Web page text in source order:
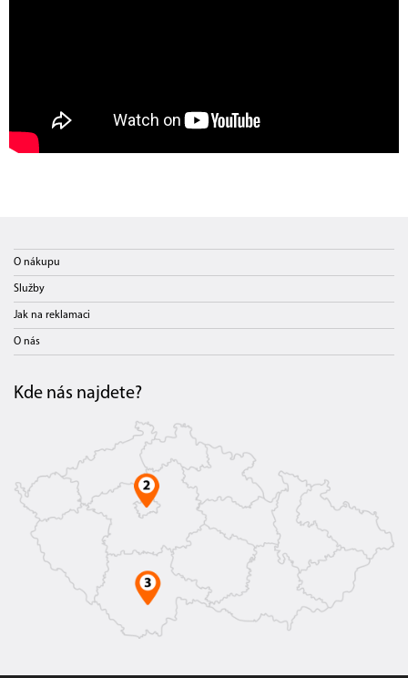
O nákupu
Služby
Jak na reklamaci
O nás
Kde nás najdete?